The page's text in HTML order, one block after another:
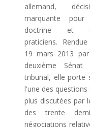
allemand,
marquante
doctrine et
praticiens.
19 mars 2013
deuxième Sénat
tribunal, elle porte
l'une des questions
plus discutées par
des trente
négociations